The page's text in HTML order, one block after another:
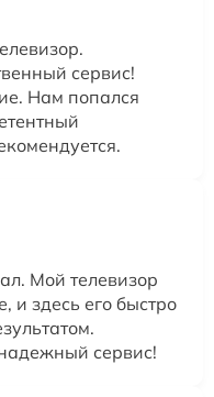
сервис!
Нам попался
Мой телевизор
и здесь его быстро
сервис!